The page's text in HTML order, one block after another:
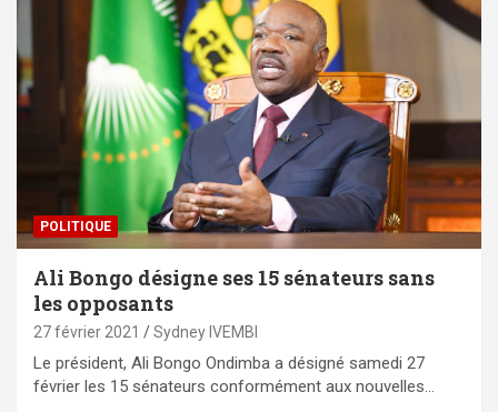
POLITIQUE
Ali Bongo désigne ses 15 sénateurs sans
les opposants
27 février 2021 Sydney IVEMBI
Le président, Ali Bongo Ondimba a désigné samedi 27
février les 15 sénateurs conformément aux nouvelles…